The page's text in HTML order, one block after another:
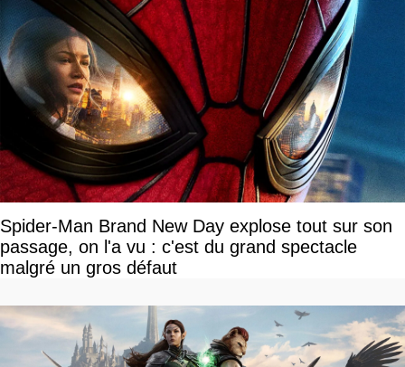
Spider-Man Brand New Day explose tout sur son
passage, on l'a vu : c'est du grand spectacle
malgré un gros défaut